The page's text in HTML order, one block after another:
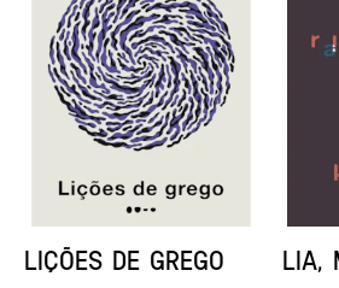
MINHA MÃE E A